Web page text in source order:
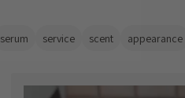
appearance
scent
service
serum